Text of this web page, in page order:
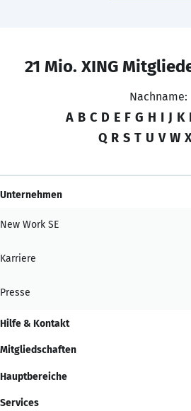
21 Mio. XING
Nachname:
A B C D E F G H I J K
Q R S T U V W X
Unternehmen
New Work SE
Karriere
Presse
Hilfe & Kontakt
Mitgliedschaften
Hauptbereiche
Services